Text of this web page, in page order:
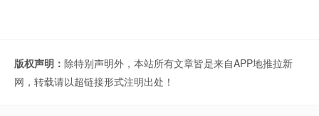
版权声明： 除特别声明外，本站所有文章皆是来自APP地推拉新
网，转载请以超链接形式注明出处！